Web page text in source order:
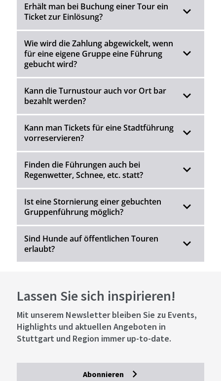
Erhält man bei Buchung einer Tour ein
Ticket zur Einlösung?
Wie wird die Zahlung abgewickelt, wenn
für eine eigene Gruppe eine Führung
gebucht wird?
Kann die Turnustour auch vor Ort bar
bezahlt werden?
Kann man Tickets für eine Stadtführung
vorreservieren?
Finden die Führungen auch bei
Regenwetter, Schnee, etc. statt?
Ist eine Stornierung einer gebuchten
Gruppenführung möglich?
Sind Hunde auf öffentlichen Touren
erlaubt?
Lassen Sie sich inspirieren!
Mit unserem Newsletter bleiben Sie zu Events,
Highlights und aktuellen Angeboten in
Stuttgart und Region immer up-to-date.
Abonnieren